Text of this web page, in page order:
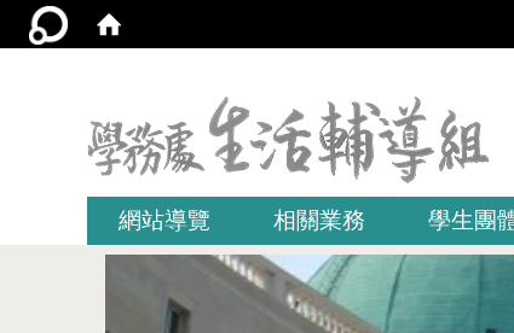
網站導覽 相關業務 學生團